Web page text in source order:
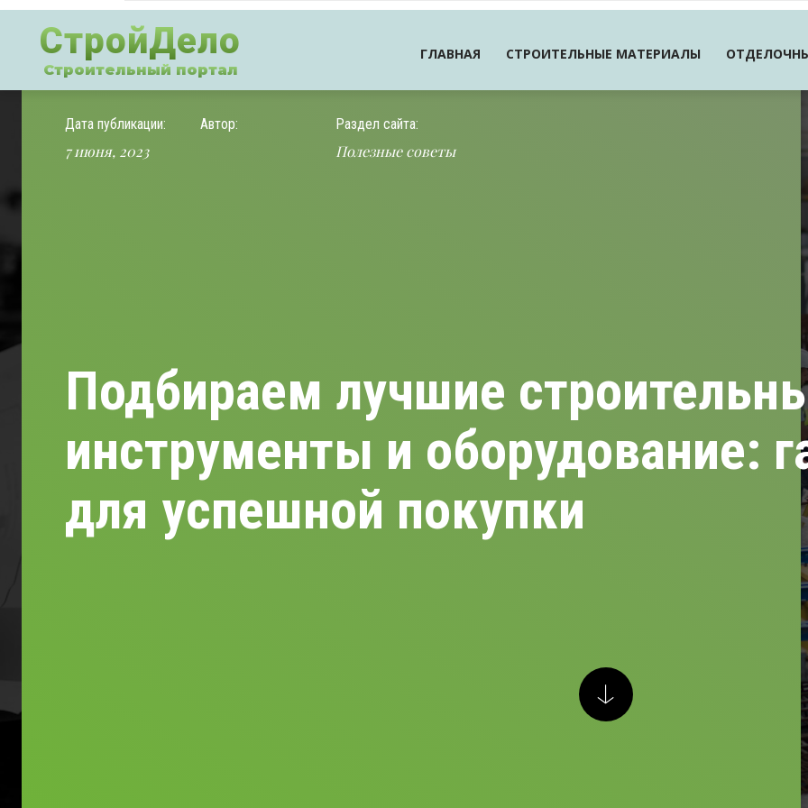
СтройДело
Строительный портал
ГЛАВНАЯ СТРОИТЕЛЬНЫЕ МАТЕРИАЛЫ
Подбираем лучшие
инструменты и оборудование:
для успешной покупки
Дата публикации:
7 июня, 2023
Автор: Раздел сайта:
Полезные советы